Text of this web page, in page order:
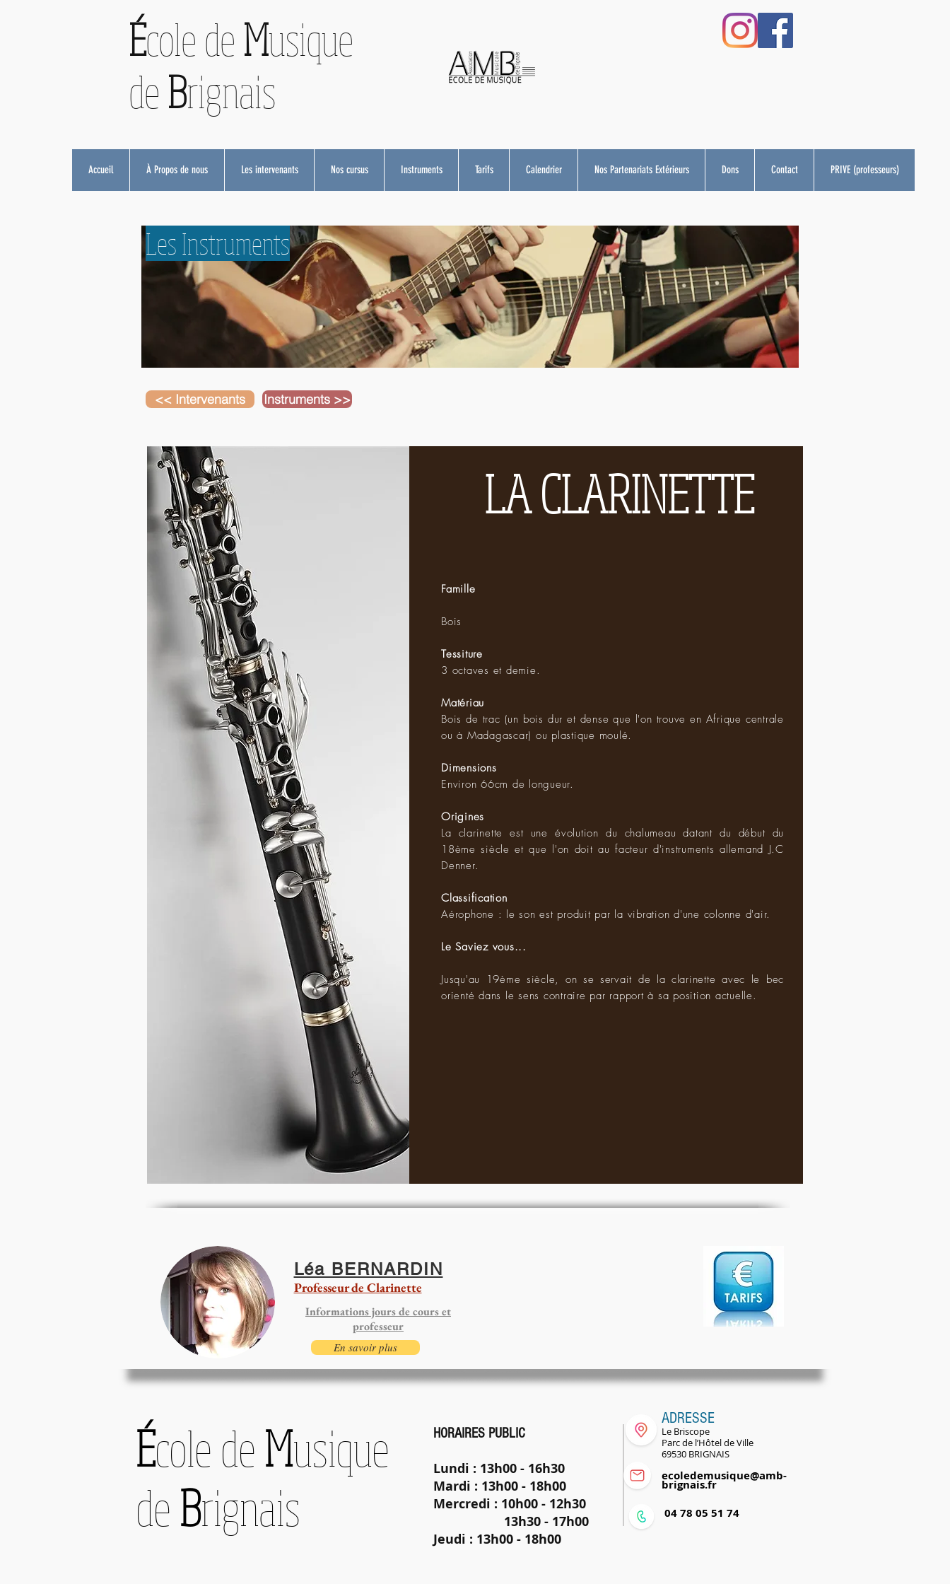
École de Musique
de Brignais
Accueil À Propos de nous Les intervenants Nos cursus Instruments Tarifs Calendrier Nos Partenariats Extérieurs Dons Contact PRIVE (professeurs)
Les Instruments
<< Intervenants Instruments >>
LA CLARINETTE
Famille
Bois
Tessiture
3 octaves et demie.
Matériau
Bois de trac (un bois dur et dense que l'on trouve en Afrique centrale
ou à Madagascar) ou plastique moulé.
Dimensions
Environ 66cm de longueur.
Origines
La clarinette est une évolution du chalumeau datant du début du
18ème siècle et que l'on doit au facteur d'instruments allemand J.C
Denner.
Classification
Aérophone : le son est produit par la vibration d'une colonne d'air.
Le Saviez vous...
Jusqu'au 19ème siècle, on se servait de la clarinette avec le bec
orienté dans le sens contraire par rapport à sa position actuelle.
Léa BERNARDIN
Professeur de Clarinette
Informations jours de cours et
professeur
En savoir plus
École deMusique
deBrignais
HORAIRES PUBLIC
Lundi : 13h00 - 16h30
Mardi : 13h00 - 18h00
Mercredi : 10h00 - 12h30
13h30 - 17h00
Jeudi : 13h00 - 18h00
ADRESSE
Le Briscope
Parc de l’Hôtel de Ville
69530 BRIGNAIS
ecoledemusique@amb-
brignais.fr
04 78 05 51 74